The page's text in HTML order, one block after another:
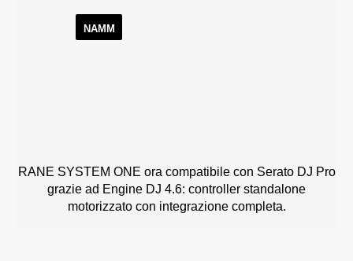
NAMM
RANE SYSTEM ONE ora compatibile con Serato DJ Pro
grazie ad Engine DJ 4.6: controller standalone
motorizzato con integrazione completa.